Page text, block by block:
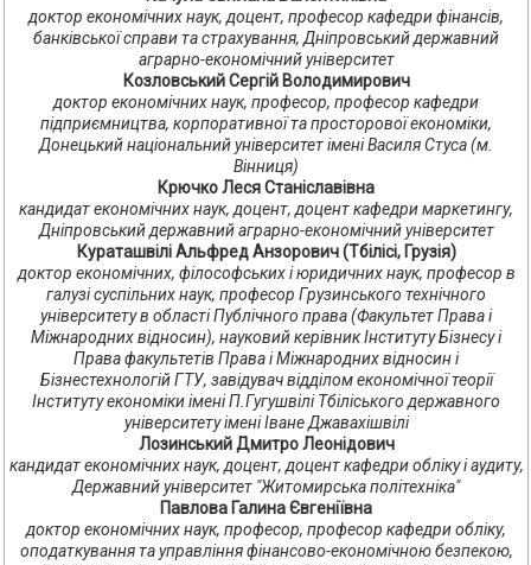
доктор економічних наук, доцент, професор кафедри фінансів,
банківської справи та страхування, Дніпровський державний
аграрно-економічний університет
Козловський Сергій Володимирович
доктор економічних наук, професор, професор кафедри
підприємництва, корпоративної та просторової економіки,
Донецький національний університет імені Василя Стуса (м.
Вінниця)
Крючко Леся Станіславівна
кандидат економічних наук, доцент, доцент кафедри маркетингу,
Дніпровський державний аграрно-економічний університет
Кураташвілі Альфред Анзорович (Тбілісі, Грузія)
доктор економічних, філософських і юридичних наук, професор в
галузі суспільних наук, професор Грузинського технічного
університету в області Публічного права (Факультет Права і
Міжнародних відносин), науковий керівник Інституту Бізнесу і
Права факультетів Права і Міжнародних відносин і
Бізнестехнологій ГТУ, завідувач відділом економічної теорії
Інституту економіки імені П.Гугушвілі Тбіліського державного
університету імені Іване Джавахішвілі
Лозинський Дмитро Леонідович
кандидат економічних наук, доцент, доцент кафедри обліку і аудиту,
Державний університет "Житомирська політехніка"
Павлова Галина Євгеніївна
доктор економічних наук, професор, професор кафедри обліку,
оподаткування та управління фінансово-економічною безпекою,